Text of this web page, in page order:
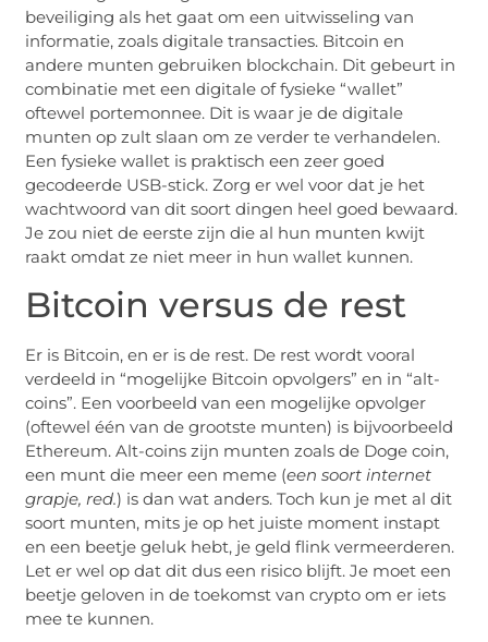
beveiliging als het gaat om een uitwisseling van
informatie, zoals digitale transacties. Bitcoin en
andere munten gebruiken blockchain. Dit gebeurt in
combinatie met een digitale of fysieke “wallet”
oftewel portemonnee. Dit is waar je de digitale
munten op zult slaan om ze verder te verhandelen.
Een fysieke wallet is praktisch een zeer goed
gecodeerde USB-stick. Zorg er wel voor dat je het
wachtwoord van dit soort dingen heel goed bewaard.
Je zou niet de eerste zijn die al hun munten kwijt
raakt omdat ze niet meer in hun wallet kunnen.
Bitcoin versus de rest
Er is Bitcoin, en er is de rest. De rest wordt vooral
verdeeld in “mogelijke Bitcoin opvolgers” en in “alt-
coins”. Een voorbeeld van een mogelijke opvolger
(oftewel één van de grootste munten) is bijvoorbeeld
Ethereum. Alt-coins zijn munten zoals de Doge coin,
een munt die meer een meme (een soort internet
grapje, red.) is dan wat anders. Toch kun je met al dit
soort munten, mits je op het juiste moment instapt
en een beetje geluk hebt, je geld flink vermeerderen.
Let er wel op dat dit dus een risico blijft. Je moet een
beetje geloven in de toekomst van crypto om er iets
mee te kunnen.